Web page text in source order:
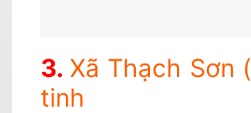
Xã Thạch Sơn
tinh